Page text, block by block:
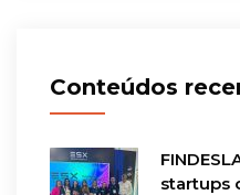
Conteúdos
startups